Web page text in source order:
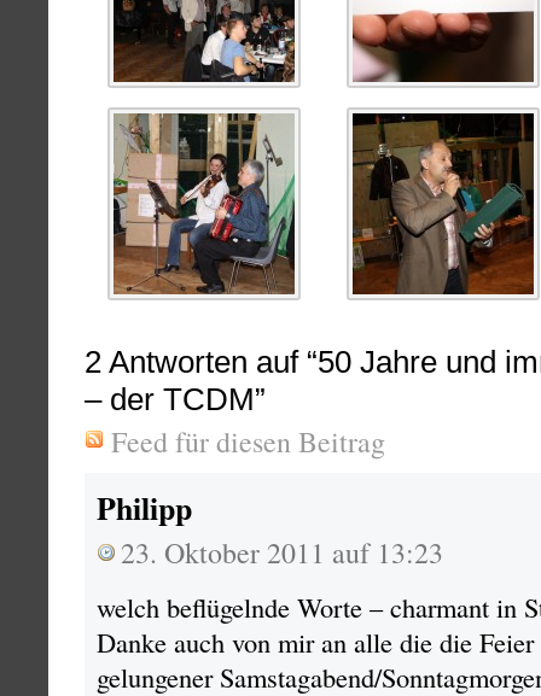
2 Antworten auf “50 Jahre und
– der TCDM”
Feed für diesen Beitrag
Philipp
23. Oktober 2011 auf 13:23
welch beflügelnde Worte – charmant in
Danke auch von mir an alle die die
gelungener Samstagabend/